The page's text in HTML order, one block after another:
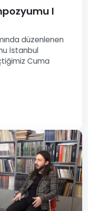
I
düzenlenen
İstanbul
Cuma